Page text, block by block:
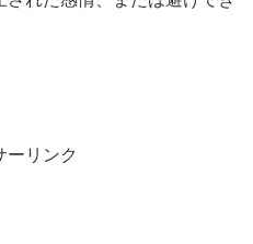
ーリンク